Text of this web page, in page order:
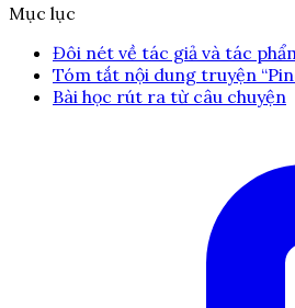
Mục lục
Đôi nét về tác giả và tác
Tóm tắt nội dung truyện
Bài học rút ra từ câu chuyện